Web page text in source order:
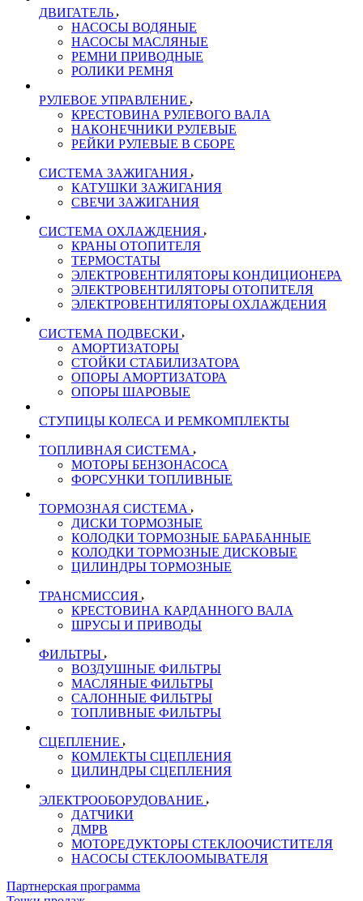
ДВИГАТЕЛЬ
НАСОСЫ ВОДЯНЫЕ
НАСОСЫ МАСЛЯНЫЕ
РЕМНИ ПРИВОДНЫЕ
РОЛИКИ РЕМНЯ
РУЛЕВОЕ УПРАВЛЕНИЕ
КРЕСТОВИНА РУЛЕВОГО ВАЛА
НАКОНЕЧНИКИ РУЛЕВЫЕ
РЕЙКИ РУЛЕВЫЕ В СБОРЕ
СИСТЕМА ЗАЖИГАНИЯ
КАТУШКИ ЗАЖИГАНИЯ
СВЕЧИ ЗАЖИГАНИЯ
СИСТЕМА ОХЛАЖДЕНИЯ
КРАНЫ ОТОПИТЕЛЯ
ТЕРМОСТАТЫ
ЭЛЕКТРОВЕНТИЛЯТОРЫ КОНДИЦИОНЕРА
ЭЛЕКТРОВЕНТИЛЯТОРЫ ОТОПИТЕЛЯ
ЭЛЕКТРОВЕНТИЛЯТОРЫ ОХЛАЖДЕНИЯ
СИСТЕМА ПОДВЕСКИ
АМОРТИЗАТОРЫ
СТОЙКИ СТАБИЛИЗАТОРА
ОПОРЫ АМОРТИЗАТОРА
ОПОРЫ ШАРОВЫЕ
СТУПИЦЫ КОЛЕСА И РЕМКОМПЛЕКТЫ
ТОПЛИВНАЯ СИСТЕМА
МОТОРЫ БЕНЗОНАСОСА
ФОРСУНКИ ТОПЛИВНЫЕ
ТОРМОЗНАЯ СИСТЕМА
ДИСКИ ТОРМОЗНЫЕ
КОЛОДКИ ТОРМОЗНЫЕ БАРАБАННЫЕ
КОЛОДКИ ТОРМОЗНЫЕ ДИСКОВЫЕ
ЦИЛИНДРЫ ТОРМОЗНЫЕ
ТРАНСМИССИЯ
КРЕСТОВИНА КАРДАННОГО ВАЛА
ШРУСЫ И ПРИВОДЫ
ФИЛЬТРЫ
ВОЗДУШНЫЕ ФИЛЬТРЫ
МАСЛЯНЫЕ ФИЛЬТРЫ
САЛОННЫЕ ФИЛЬТРЫ
ТОПЛИВНЫЕ ФИЛЬТРЫ
СЦЕПЛЕНИЕ
КОМЛЕКТЫ СЦЕПЛЕНИЯ
ЦИЛИНДРЫ СЦЕПЛЕНИЯ
ЭЛЕКТРООБОРУДОВАНИЕ
ДАТЧИКИ
ДМРВ
МОТОРЕДУКТОРЫ СТЕКЛООЧИСТИТЕЛЯ
НАСОСЫ СТЕКЛООМЫВАТЕЛЯ
Партнерская программа